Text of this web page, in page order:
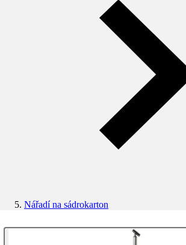
Nářadí na sádrokarton